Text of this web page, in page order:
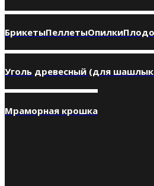
БрикетыПеллетыОпилки
Уголь древесный (для
Мраморная крошка